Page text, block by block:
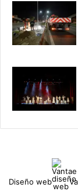
Diseño web